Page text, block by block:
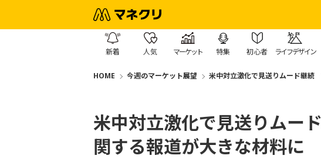
新着 人気 マーケット 特集 初心者 ライフデザイン
HOME 今週のマーケット展望 米中対立激化で見送りムード継続
米中対立激化で見送りムー
関する報道が大きな材料に